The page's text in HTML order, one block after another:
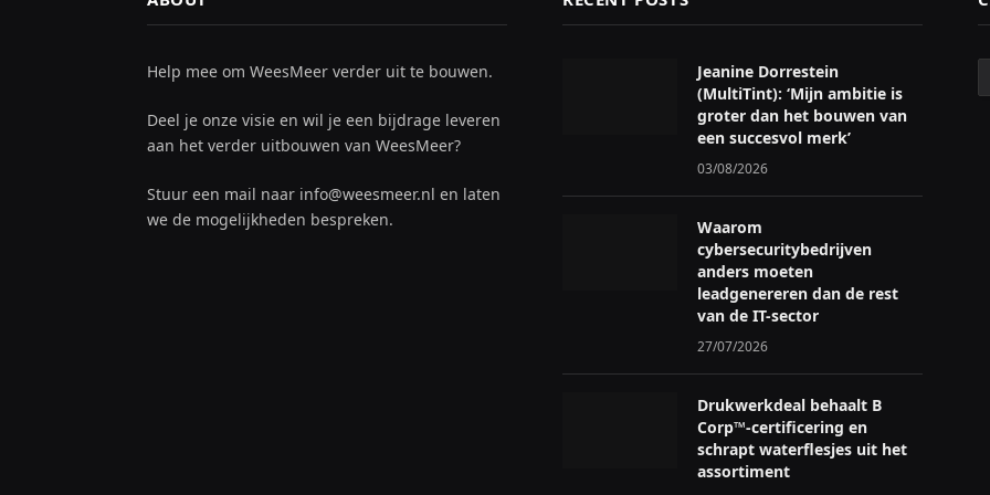
Help mee om WeesMeer verder uit te bouwen.
Deel je onze visie en wil je een bijdrage leveren
aan het verder uitbouwen van WeesMeer?
Stuur een mail naar info@weesmeer.nl en laten
we de mogelijkheden bespreken.
Jeanine Dorrestein
(MultiTint): ‘Mijn ambitie is
groter dan het bouwen van
een succesvol merk’
03/08/2026
Waarom
cybersecuritybedrijven
anders moeten
leadgenereren dan de rest
van de IT-sector
27/07/2026
Drukwerkdeal behaalt B
Corp™-certificering en
schrapt waterflesjes uit het
assortiment